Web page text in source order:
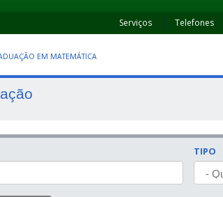
Serviços Telefones
EM MATEMÁTICA
TIPO